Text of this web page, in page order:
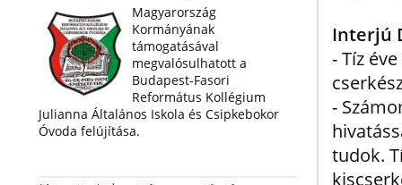
Magyarország
Kormányának
támogatásával
megvalósulhatott a
Budapest-Fasori
Református Kollégium
Julianna Általános Iskola és Csipkebokor
Óvoda felújítása.
Interjú
- Tíz
-
tudok.